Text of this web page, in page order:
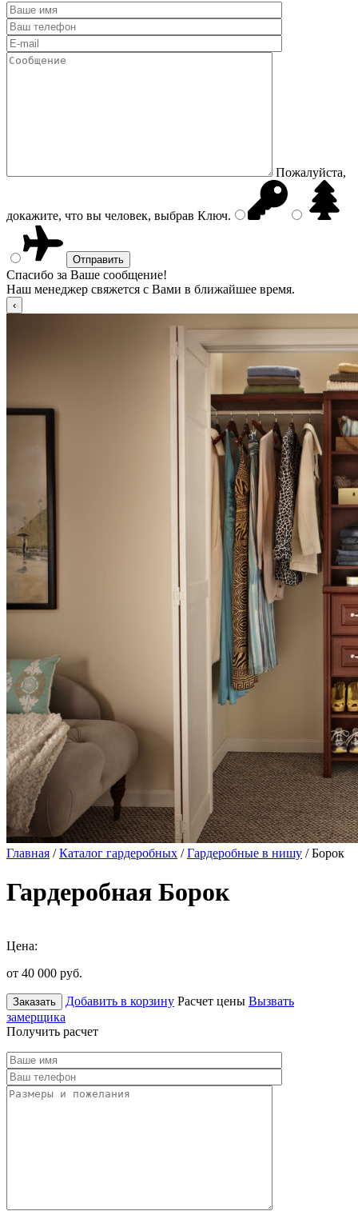
Пожалуйста,
докажите, что вы человек, выбрав Ключ.
Спасибо за Ваше сообщение!
Наш менеджер свяжется с Вами в ближайшее время.
Главная /Каталог гардеробных /Гардеробные в нишу / Борок
Гардеробная Борок
Цена:
от 40 000 руб.
Заказать Добавить в корзину Расчет цены Вызвать
замерщика
Получить расчет